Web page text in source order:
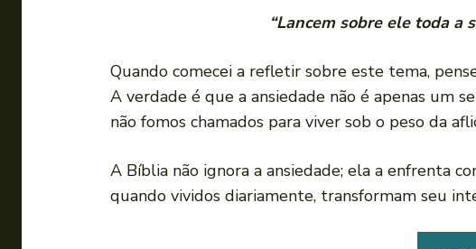
“Lancem sobre ele toda a
Quando comecei a refletir sobre este tema,
A verdade é que a ansiedade não é apenas um
não fomos chamados para viver sob o peso da
A Bíblia não ignora a ansiedade; ela a enfrenta
quando vividos diariamente, transformam seu